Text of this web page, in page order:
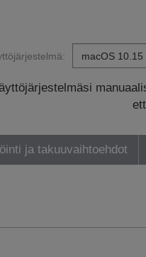
ja takuuvaihtoehdot